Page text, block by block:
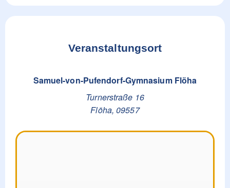
Veranstaltungsort
Samuel-von-Pufendorf-Gymnasium Flöha
Turnerstraße 16
Flöha, 09557